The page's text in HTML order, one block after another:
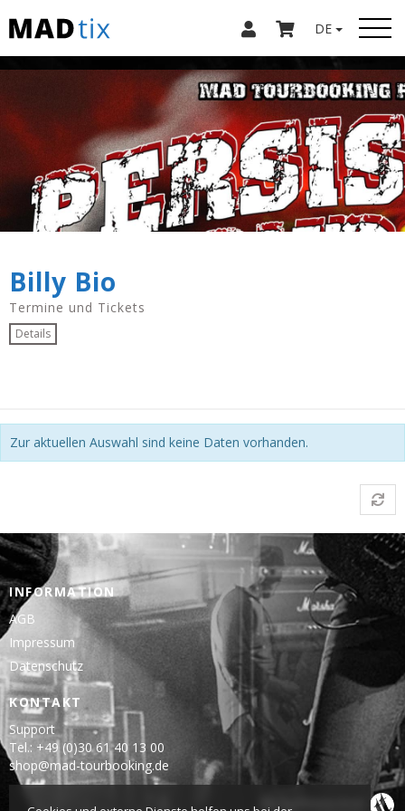
DE
Billy Bio
Termine und Tickets
Details
Zur aktuellen Auswahl sind keine Daten vorhanden.
INFORMATION
AGB
Impressum
Datenschutz
KONTAKT
Support
Tel.: +49 (0)30 61 40 13 00
shop@mad-tourbooking.de